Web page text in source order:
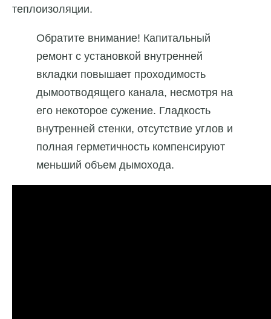
теплоизоляции.
Обратите внимание! Капитальный
ремонт с установкой внутренней
вкладки повышает проходимость
дымоотводящего канала, несмотря на
его некоторое сужение. Гладкость
внутренней стенки, отсутствие углов и
полная герметичность компенсируют
меньший объем дымохода.